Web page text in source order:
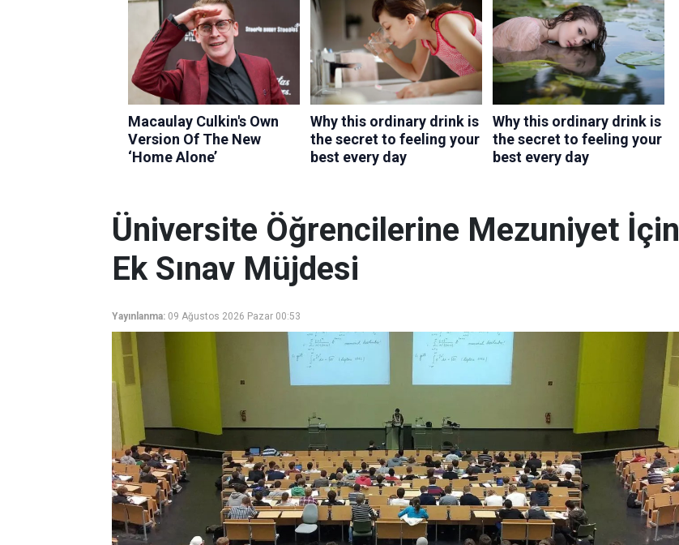
Üniversite Öğrencilerine Mezuniyet İçin
Ek Sınav Müjdesi
Yayınlanma: 09 Ağustos 2026 Pazar 00:53